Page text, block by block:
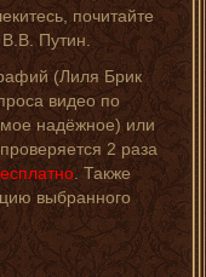
почитайте
Путин.
(Лиля Брик
видео по
надёжное) или
2 раза
. Также
выбранного